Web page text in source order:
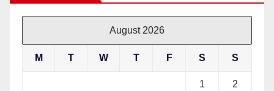
August 2026
M T W T F S S
1 2